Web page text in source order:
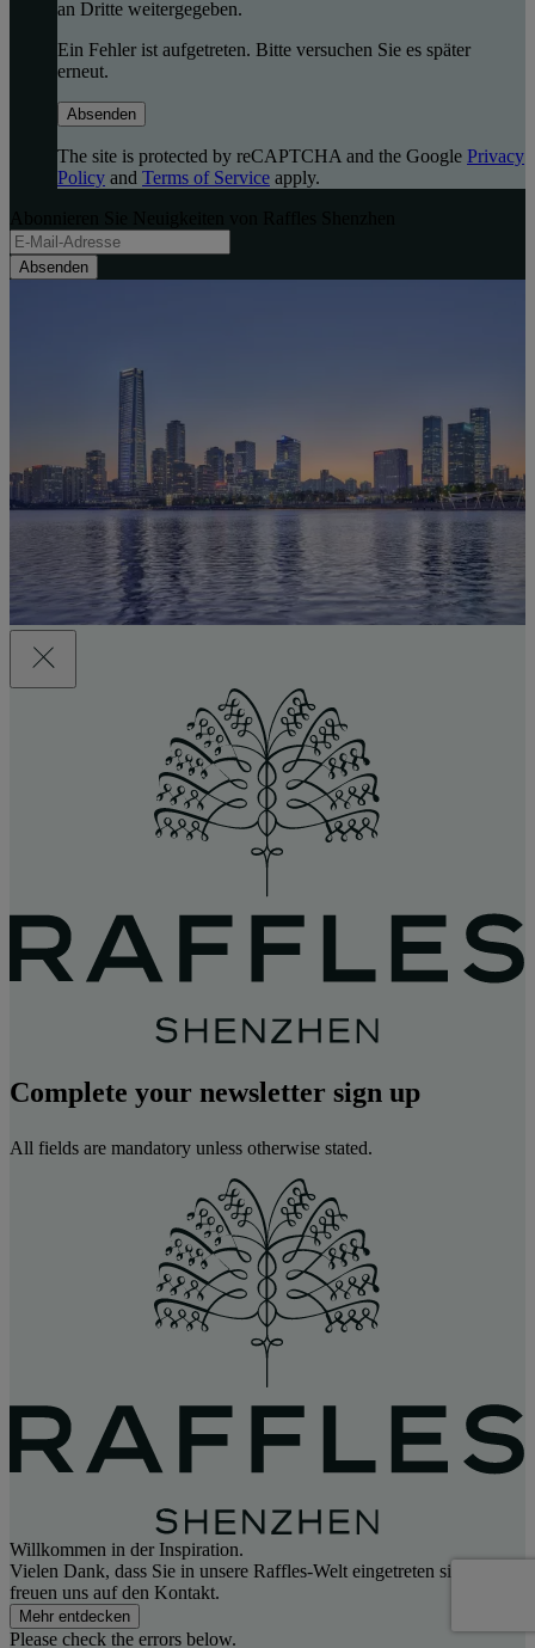
an Dritte weitergegeben.
Ein Fehler ist aufgetreten. Bitte versuchen Sie es später
erneut.
Absenden
The site is protected by reCAPTCHA and the Google Privacy
Policy and Terms of Service apply.
Absenden
Complete your newsletter sign up
All fields are mandatory unless otherwise stated.
Willkommen in der Inspiration.
Vielen Dank, dass Sie in unsere Raffles-Welt eingetreten sind. Wir
freuen uns auf den Kontakt.
Mehr entdecken
Please check the errors below.